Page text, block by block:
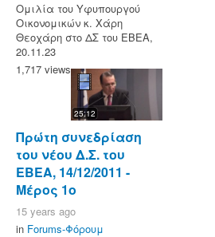
Ομιλία του Υφυπουργού
Οικονομικών κ. Χάρη
Θεοχάρη στο ΔΣ του ΕΒΕΑ,
20.11.23
1,717 views
25:12
Πρώτη συνεδρίαση
του νέου Δ.Σ. του
ΕΒΕΑ, 14/12/2011 -
Μέρος 1ο
15 years ago
in Forums-Φόρουμ